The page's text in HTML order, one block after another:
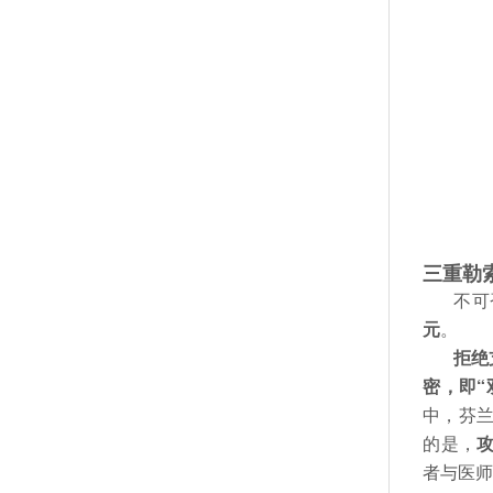
三重勒
不可
元。
拒
密，即“
中，芬
的是，
者与医